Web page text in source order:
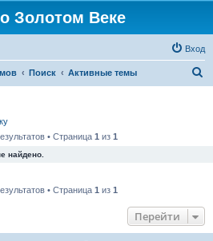
Золотом Веке
Вход
Поиск Активные темы
• Страница 1 из 1
найдено.
• Страница 1 из 1
Перейти